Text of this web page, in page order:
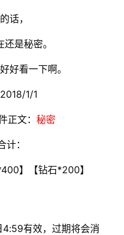
话，
是秘密。
好看一下啊。
1/1
正文： 秘密
计：
】【钻石*200】
有效，过期将会消